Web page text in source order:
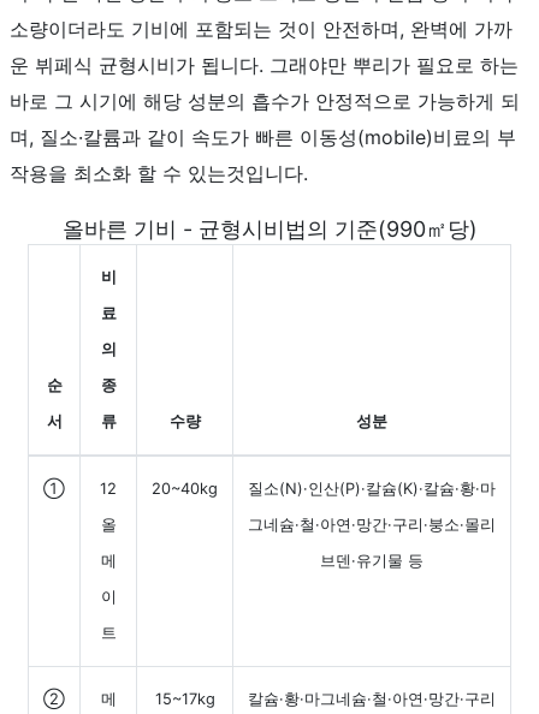
소량이더라도 기비에 포함되는 것이 안전하며, 완벽에 가까
운 뷔페식 균형시비가 됩니다. 그래야만 뿌리가 필요로 하는
바로 그 시기에 해당 성분의 흡수가 안정적으로 가능하게 되
며, 질소·칼륨과 같이 속도가 빠른 이동성(mobile)비료의 부
작용을 최소화 할 수 있는것입니다.
올바른 기비 - 균형시비법의 기준(990㎡당)
순
서
비
료
의
종
류
수량 성분
①
12
올
메
이
트
20~40kg
질소(N)·인산(P)·칼슘(K)·칼슘·황·마
그네슘·철·아연·망간·구리·붕소·몰리
브덴·유기물 등
②
메
15~17kg
칼슘·황·마그네슘·철·아연·망간·구리